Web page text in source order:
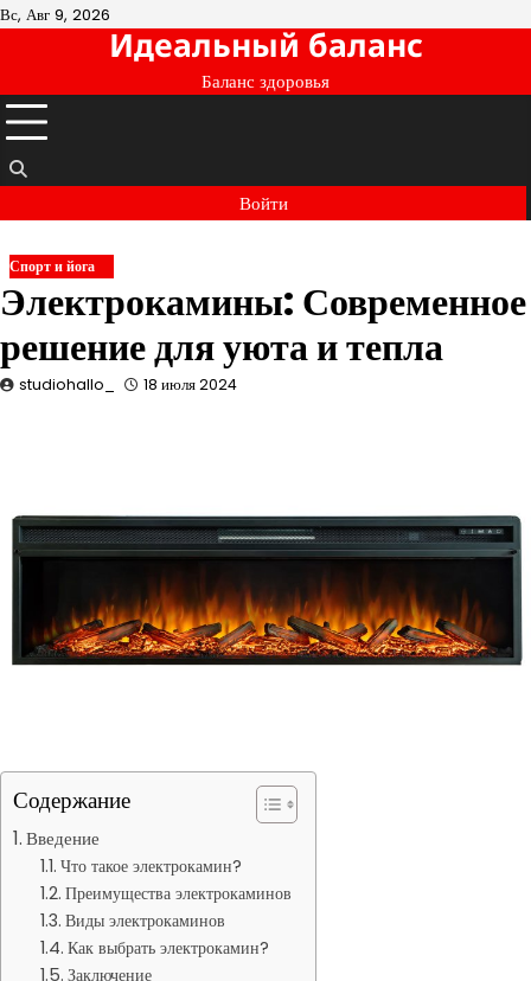
Перейти
Вс, Авг 9, 2026
Идеальный баланс
Баланс здоровья
Войти
Спорт и йога
Электрокамины: Современное
решение для уюта и тепла
studiohallo_ 18 июля 2024
Содержание
Введение
Что такое электрокамин?
Преимущества электрокаминов
Виды электрокаминов
Как выбрать электрокамин?
Заключение